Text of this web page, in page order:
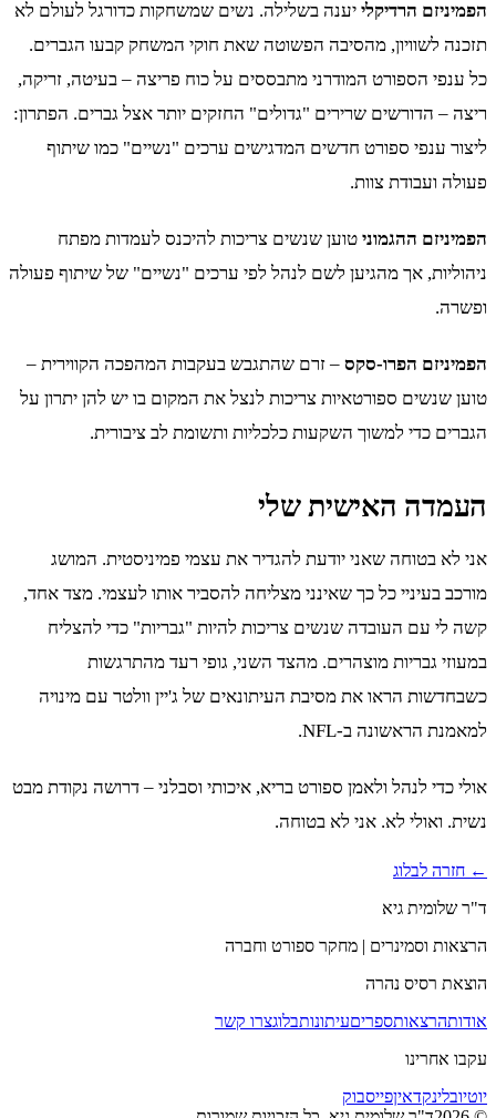
הפמיניזם הרדיקלי יענה בשלילה. נשים שמשחקות כדורגל לעולם לא
תזכנה לשוויון, מהסיבה הפשוטה שאת חוקי המשחק קבעו הגברים.
כל ענפי הספורט המודרני מתבססים על כוח פריצה – בעיטה, זריקה,
ריצה – הדורשים שרירים "גדולים" החזקים יותר אצל גברים. הפתרון:
ליצור ענפי ספורט חדשים המדגישים ערכים "נשיים" כמו שיתוף
פעולה ועבודת צוות.
הפמיניזם ההגמוני טוען שנשים צריכות להיכנס לעמדות מפתח
ניהוליות, אך מהגיען לשם לנהל לפי ערכים "נשיים" של שיתוף פעולה
ופשרה.
הפמיניזם הפרו-סקס – זרם שהתגבש בעקבות המהפכה הקווירית –
טוען שנשים ספורטאיות צריכות לנצל את המקום בו יש להן יתרון על
הגברים כדי למשוך השקעות כלכליות ותשומת לב ציבורית.
העמדה האישית שלי
אני לא בטוחה שאני יודעת להגדיר את עצמי פמיניסטית. המושג
מורכב בעיניי כל כך שאינני מצליחה להסביר אותו לעצמי. מצד אחד,
קשה לי עם העובדה שנשים צריכות להיות "גבריות" כדי להצליח
במעוזי גבריות מוצהרים. מהצד השני, גופי רעד מהתרגשות
כשבחדשות הראו את מסיבת העיתונאים של ג'יין וולטר עם מינויה
למאמנת הראשונה ב-NFL.
אולי כדי לנהל ולאמן ספורט בריא, איכותי וסבלני – דרושה נקודת מבט
נשית. ואולי לא. אני לא בטוחה.
← חזרה לבלוג
ד"ר שלומית גיא
הרצאות וסמינרים | מחקר ספורט וחברה
הוצאת רסיס נהרה
אודותהרצאותספריםעיתונותבלוגצרו קשר
עקבו אחרינו
יוטיובלינקדאיןפייסבוק